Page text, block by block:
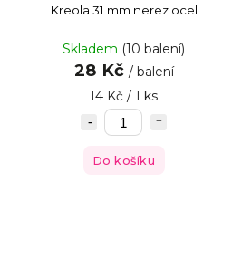
Kreola 31 mm nerez ocel
Skladem (10 balení)
28 Kč / balení
14 Kč / 1 ks
Do košíku